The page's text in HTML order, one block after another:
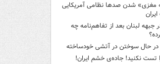
مغزی» شدن صدها نظامی آمریکایی
جبهه لبنان بعد از تفاهم‌نامه چه
در حال سوختن در آتشی خودساخته
تست نکنید! جاده‌ی خشم ایران!